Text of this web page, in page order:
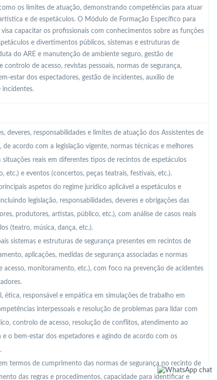
os limites de atuação, demonstrando competências para atuar
e de espetáculos. O Módulo de Formação Específico para
capacitar os profissionais com conhecimentos sobre as funções
e divertimentos públicos, sistemas e estruturas de
do ARE e manutenção de ambiente seguro, gestão de
de acesso, revistas pessoais, normas de segurança,
estar dos espectadores, gestão de incidentes, auxílio de
incidentes.
deveres, responsabilidades e limites de atuação dos Assistentes de
acordo com a legislação vigente, normas técnicas e melhores
reais em diferentes tipos de recintos de espetáculos
etc.) e eventos (concertos, peças teatrais, festivais, etc.).
aspetos do regime jurídico aplicável a espetáculos e
legislação, responsabilidades, deveres e obrigações das
produtores, artistas, público, etc.), com análise de casos reais
(teatro, música, dança, etc.).
sistemas e estruturas de segurança presentes em recintos de
aplicações, medidas de segurança associadas e normas
monitoramento, etc.), com foco na prevenção de acidentes
responsável e empática em simulações de trabalho em
interpessoais e resolução de problemas para lidar com
controlo de acesso, resolução de conflitos, atendimento ao
o bem-estar dos espetadores e agindo de acordo com os
termos de cumprimento das normas de segurança no recinto de
das regras e procedimentos, capacidade para identificar e